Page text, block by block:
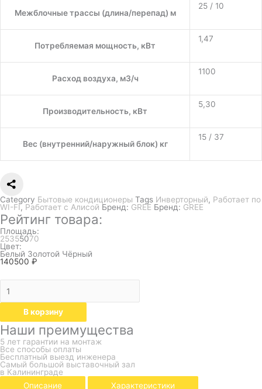
Межблочные трассы (длина/перепад) м
25 / 10
Потребляемая мощность, кВт
1,47
Расход воздуха, м3/ч
1100
Производительность, кВт
5,30
Вес (внутренний/наружный блок) кг
15 / 37
Category Бытовые кондиционеры Tags Инверторный, Работает по
WI-FI, Работает с Алисой Бренд: GREE Бренд: GREE
Рейтинг товара:
Площадь:
25355070
Цвет:
Белый Золотой Чёрный
140500 ₽
В корзину
Наши преимущества
5 лет гарантии на монтаж
Все способы оплаты
Бесплатный выезд инженера
Самый большой выставочный зал
в Калининграде
Описание
Характеристики